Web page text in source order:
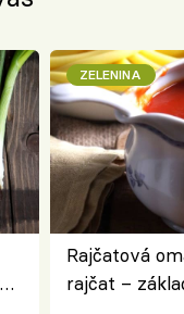
ZELENINA
Rajčatová
rajčat –